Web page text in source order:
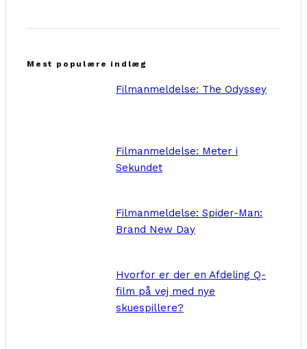
Mest populære indlæg
Filmanmeldelse: The Odyssey
Filmanmeldelse: Meter i
Sekundet
Filmanmeldelse: Spider-Man:
Brand New Day
Hvorfor er der en Afdeling Q-
film på vej med nye
skuespillere?